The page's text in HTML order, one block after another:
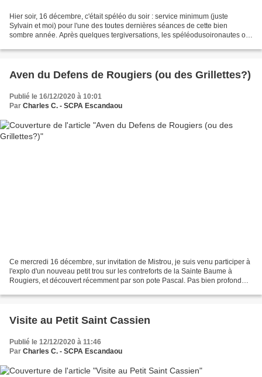
Hier soir, 16 décembre, c'était spéléo du soir : service minimum (juste
Sylvain et moi) pour l'une des toutes dernières séances de cette bien
sombre année. Après quelques tergiversations, les spéléodusoironautes ont
Aven du Defens de Rougiers (ou des Grillettes?)
Publié le 16/12/2020 à 10:01
Par Charles C. - SCPA Escandaou
Ce mercredi 16 décembre, sur invitation de Mistrou, je suis venu participer à
l'explo d'un nouveau petit trou sur les contreforts de la Sainte Baume à
Rougiers, et découvert récemment par son pote Pascal. Pas bien profond
Visite au Petit Saint Cassien
Publié le 12/12/2020 à 11:46
Par Charles C. - SCPA Escandaou